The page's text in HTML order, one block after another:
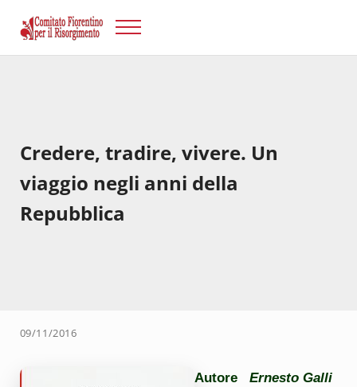
Risorgimento Firenze
Menu
Credere, tradire, vivere. Un
viaggio negli anni della
Repubblica
09/11/2016
Autore Ernesto Galli